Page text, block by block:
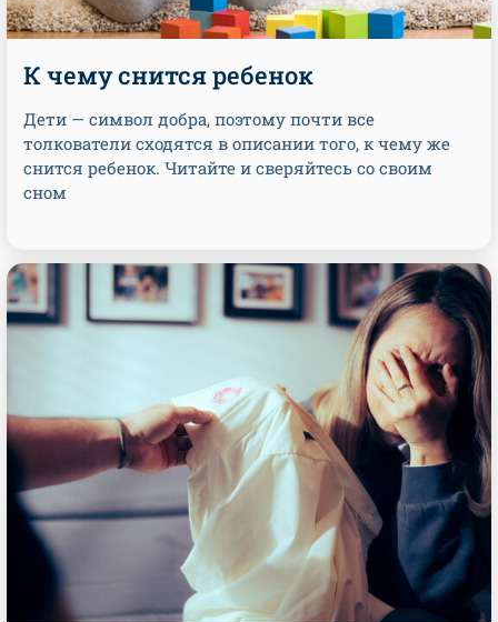
К чему снится ребенок
Дети — символ добра, поэтому почти все
толкователи сходятся в описании того, к чему же
снится ребенок. Читайте и сверяйтесь со своим
сном